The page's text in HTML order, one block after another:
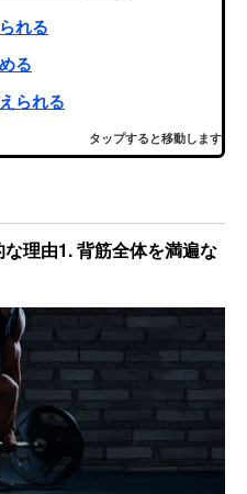
れる
る
られる
タップすると移動します
理由1. 背筋全体を満遍な